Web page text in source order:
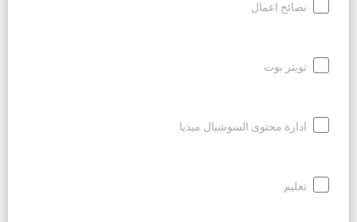
نصائح اعمال
تويتر بوت
ادارة محتوى السوشيال ميديا
تعليم